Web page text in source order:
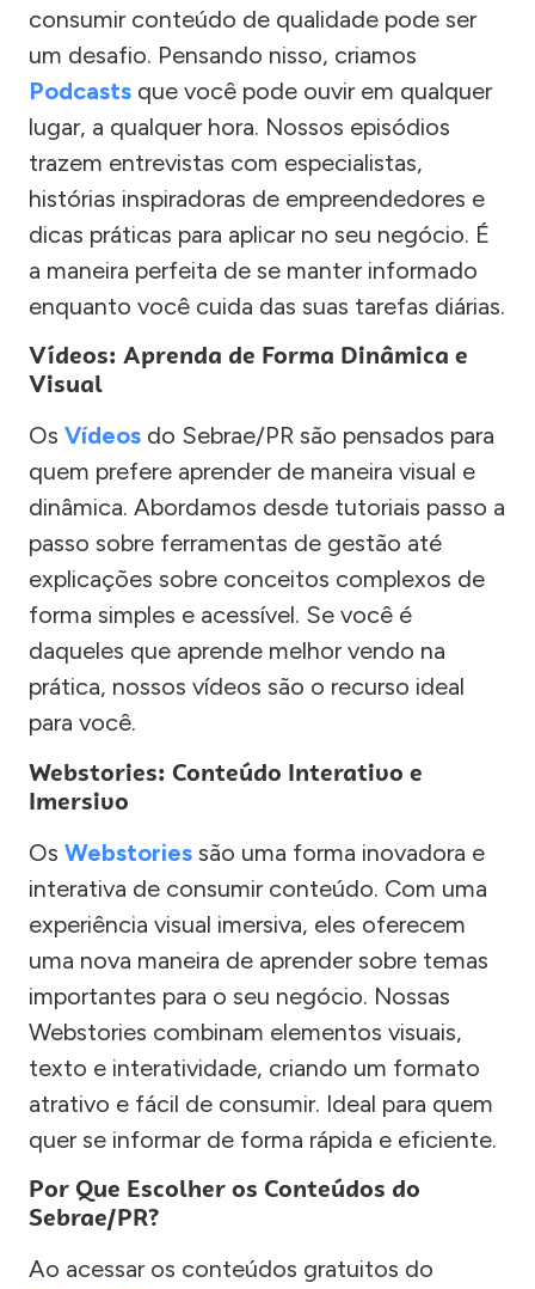
consumir conteúdo de qualidade pode ser
um desafio. Pensando nisso, criamos
Podcasts que você pode ouvir em qualquer
lugar, a qualquer hora. Nossos episódios
trazem entrevistas com especialistas,
histórias inspiradoras de empreendedores e
dicas práticas para aplicar no seu negócio. É
a maneira perfeita de se manter informado
enquanto você cuida das suas tarefas diárias.
Vídeos: Aprenda de Forma Dinâmica e
Visual
Os Vídeos do Sebrae/PR são pensados para
quem prefere aprender de maneira visual e
dinâmica. Abordamos desde tutoriais passo a
passo sobre ferramentas de gestão até
explicações sobre conceitos complexos de
forma simples e acessível. Se você é
daqueles que aprende melhor vendo na
prática, nossos vídeos são o recurso ideal
para você.
Webstories: Conteúdo Interativo e
Imersivo
Os Webstories são uma forma inovadora e
interativa de consumir conteúdo. Com uma
experiência visual imersiva, eles oferecem
uma nova maneira de aprender sobre temas
importantes para o seu negócio. Nossas
Webstories combinam elementos visuais,
texto e interatividade, criando um formato
atrativo e fácil de consumir. Ideal para quem
quer se informar de forma rápida e eficiente.
Por Que Escolher os Conteúdos do
Sebrae/PR?
Ao acessar os conteúdos gratuitos do